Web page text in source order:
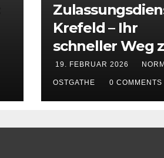
Krefeld – Ihr
schneller Weg
KFZ-Zulassung
Krefeld,
Viersen
19. FEBRUAR 2026
OSTGATHE 0 COMMENTS